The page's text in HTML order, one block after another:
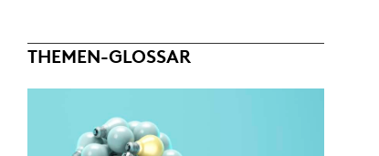
THEMEN-GLOSSAR